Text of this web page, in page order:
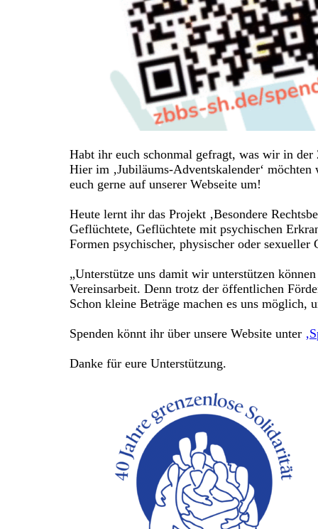
Habt ihr euch schonmal gefragt, was wir in
Hier im ‚Jubiläums-Adventskalender‘
euch gerne auf unserer Webseite um!
Heute lernt ihr das Projekt ‚Besondere
Geflüchtete, Geflüchtete mit psychischen
Formen psychischer, physischer oder
„Unterstütze uns damit wir unterstützen
Vereinsarbeit. Denn trotz der öffentlichen
Schon kleine Beträge machen es uns
Spenden könnt ihr über unsere Website unter
Danke für eure Unterstützung.